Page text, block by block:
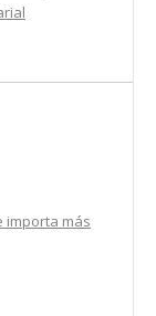
importa más